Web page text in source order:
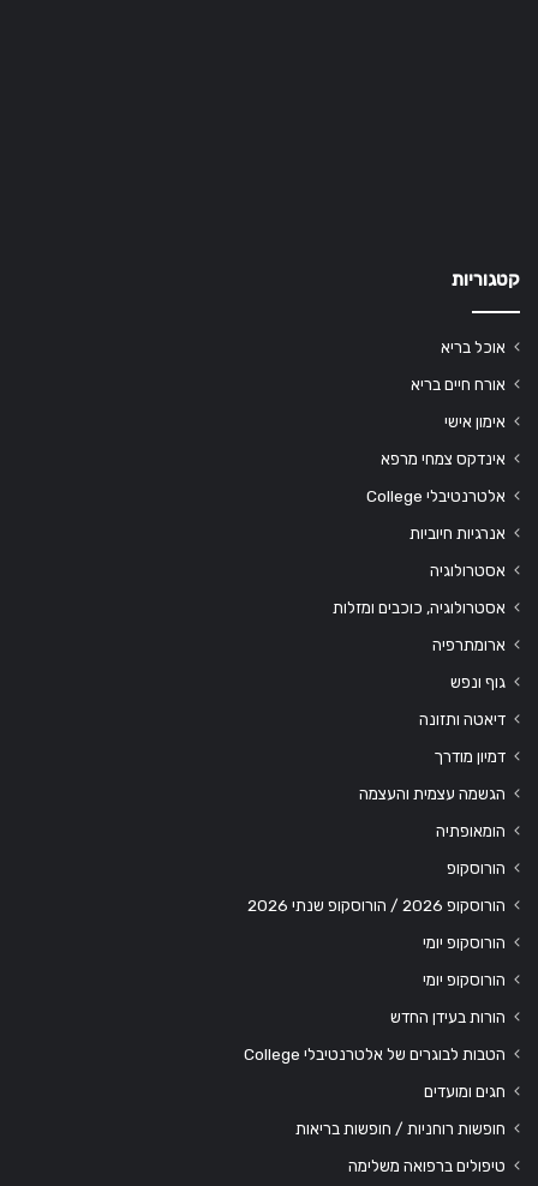
קטגוריות
אוכל בריא
אורח חיים בריא
אימון אישי
אינדקס צמחי מרפא
אלטרנטיבלי College
אנרגיות חיוביות
אסטרולוגיה
אסטרולוגיה, כוכבים ומזלות
ארומתרפיה
גוף ונפש
דיאטה ותזונה
דמיון מודרך
הגשמה עצמית והעצמה
הומאופתיה
הורוסקופ
הורוסקופ 2026 / הורוסקופ שנתי 2026
הורוסקופ יומי
הורוסקופ יומי
הורות בעידן החדש
הטבות לבוגרים של אלטרנטיבלי College
חגים ומועדים
חופשות רוחניות / חופשות בריאות
טיפולים ברפואה משלימה